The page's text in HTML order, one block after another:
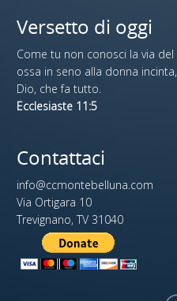
Versetto di oggi
Come tu non conosci la via
ossa in seno alla donna
Dio, che fa tutto.
Ecclesiaste 11:5
Contattaci
info@ccmontebelluna.com
Via Ortigara 10
Trevignano, TV 31040